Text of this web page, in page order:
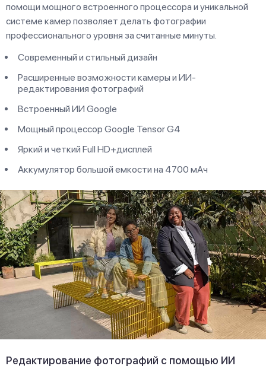
помощи мощного встроенного процессора и уникальной
системе камер позволяет делать фотографии
профессионального уровня за считанные минуты.
Современный и стильный дизайн
Расширенные возможности камеры и ИИ-
редактирования фотографий
Встроенный ИИ Google
Мощный процессор Google Tensor G4
Яркий и четкий Full HD+дисплей
Аккумулятор большой емкости на 4700 мАч
Редактирование фотографий с помощью ИИ